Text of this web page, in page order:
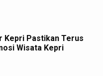
Kepri Pastikan Terus
Wisata Kepri